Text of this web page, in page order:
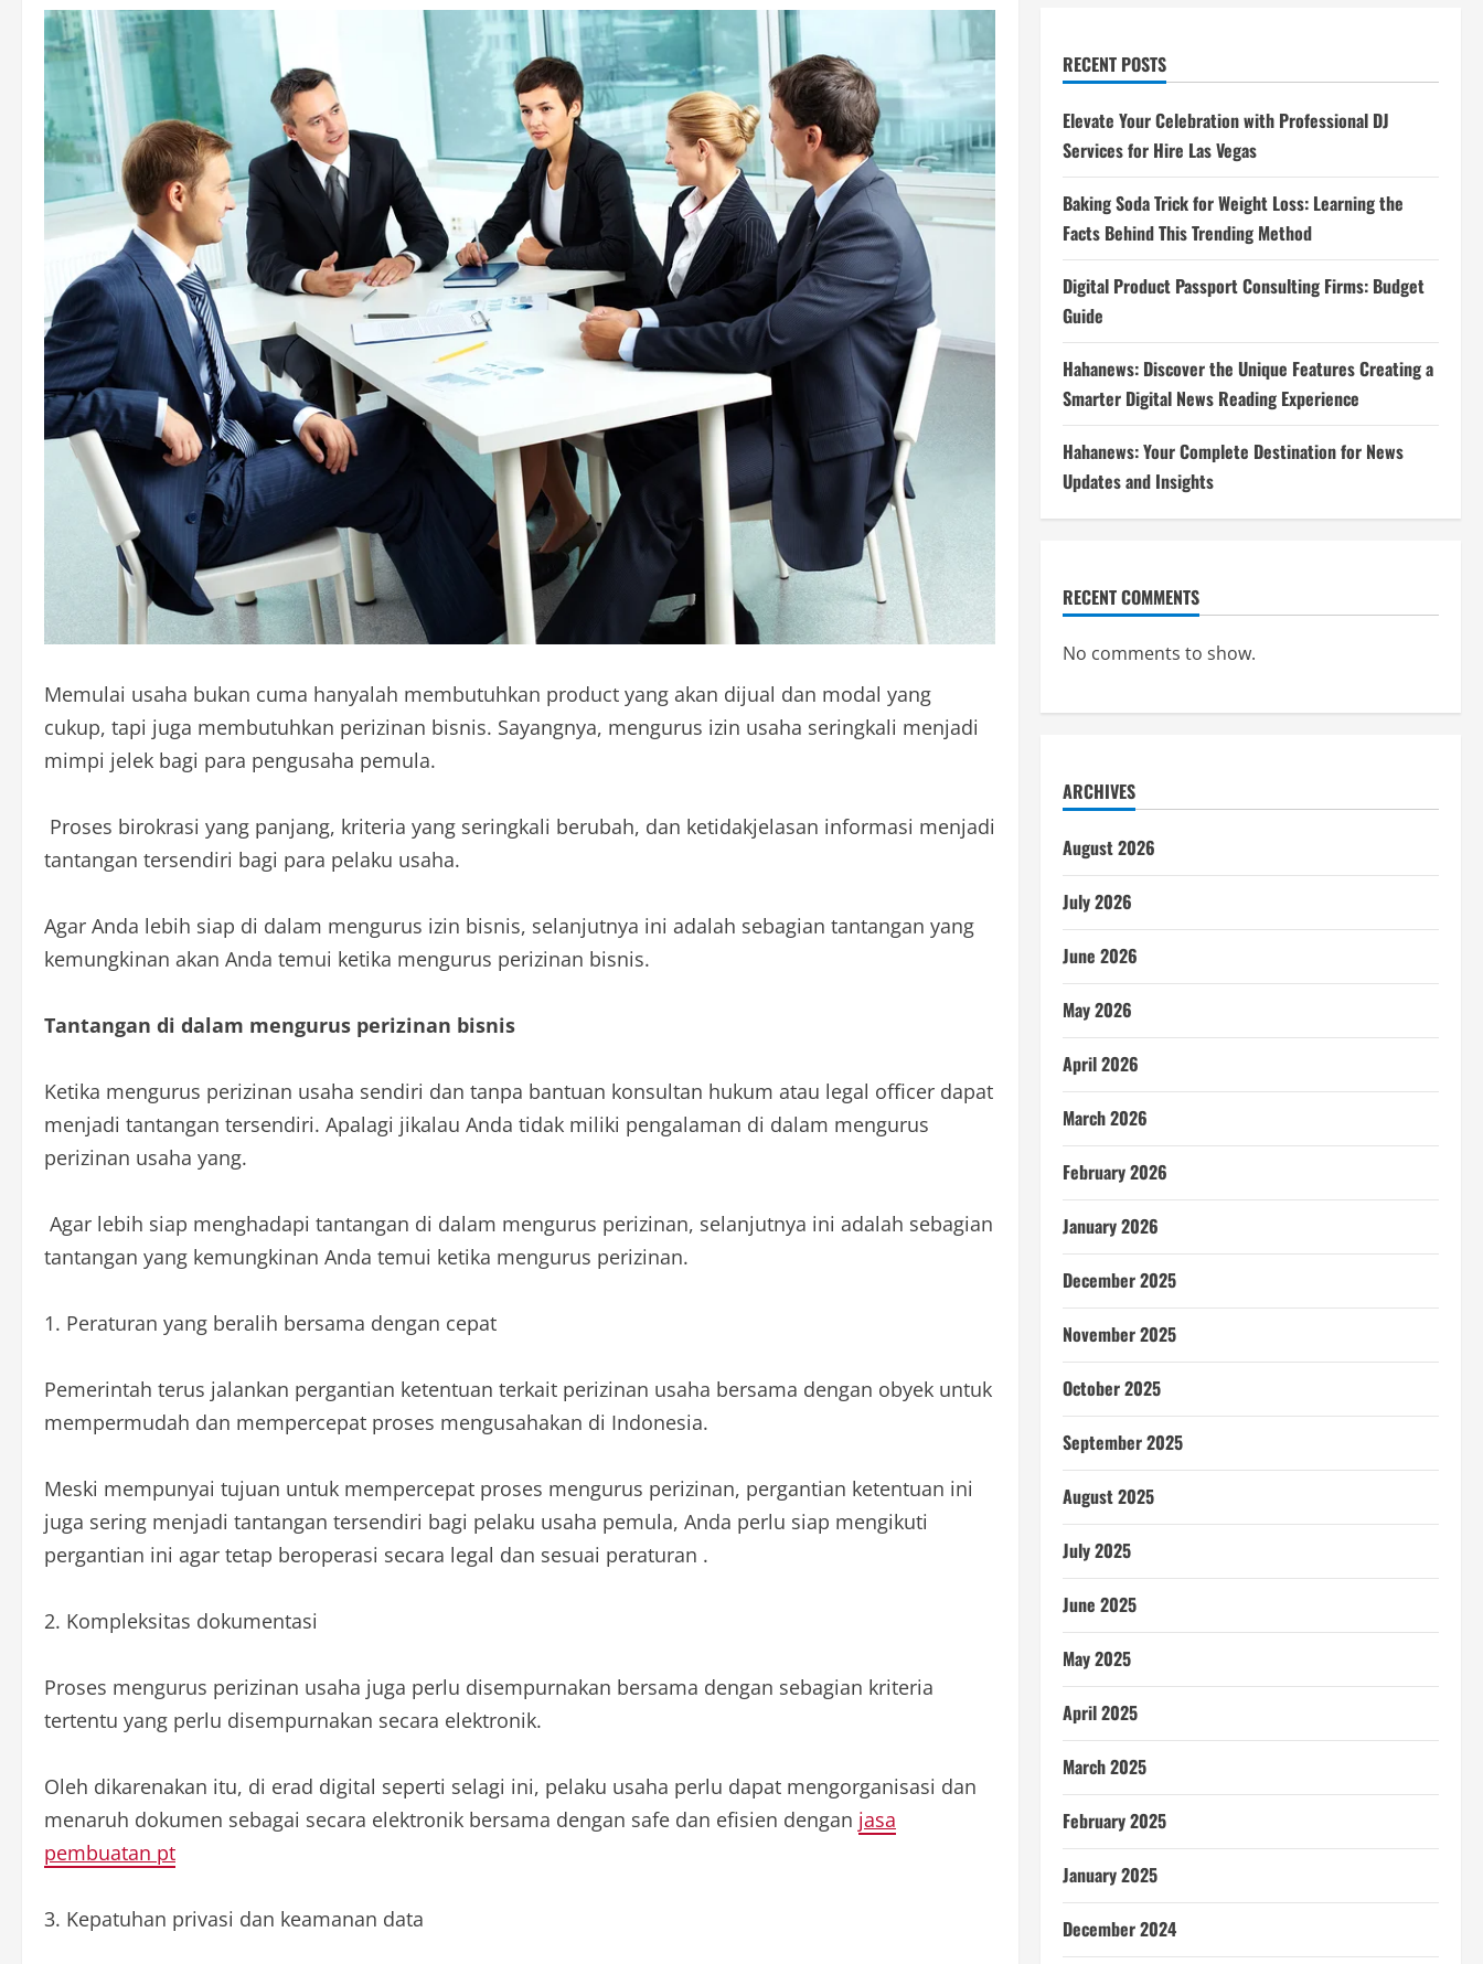
Memulai usaha bukan cuma hanyalah membutuhkan product yang akan dijual dan modal yang
cukup, tapi juga membutuhkan perizinan bisnis. Sayangnya, mengurus izin usaha seringkali menjadi
mimpi jelek bagi para pengusaha pemula.
Proses birokrasi yang panjang, kriteria yang seringkali berubah, dan ketidakjelasan informasi menjadi
tantangan tersendiri bagi para pelaku usaha.
Agar Anda lebih siap di dalam mengurus izin bisnis, selanjutnya ini adalah sebagian tantangan yang
kemungkinan akan Anda temui ketika mengurus perizinan bisnis.
Tantangan di dalam mengurus perizinan bisnis
Ketika mengurus perizinan usaha sendiri dan tanpa bantuan konsultan hukum atau legal officer dapat
menjadi tantangan tersendiri. Apalagi jikalau Anda tidak miliki pengalaman di dalam mengurus
perizinan usaha yang.
Agar lebih siap menghadapi tantangan di dalam mengurus perizinan, selanjutnya ini adalah sebagian
tantangan yang kemungkinan Anda temui ketika mengurus perizinan.
1. Peraturan yang beralih bersama dengan cepat
Pemerintah terus jalankan pergantian ketentuan terkait perizinan usaha bersama dengan obyek untuk
mempermudah dan mempercepat proses mengusahakan di Indonesia.
Meski mempunyai tujuan untuk mempercepat proses mengurus perizinan, pergantian ketentuan ini
juga sering menjadi tantangan tersendiri bagi pelaku usaha pemula, Anda perlu siap mengikuti
pergantian ini agar tetap beroperasi secara legal dan sesuai peraturan .
2. Kompleksitas dokumentasi
Proses mengurus perizinan usaha juga perlu disempurnakan bersama dengan sebagian kriteria
tertentu yang perlu disempurnakan secara elektronik.
Oleh dikarenakan itu, di erad digital seperti selagi ini, pelaku usaha perlu dapat mengorganisasi dan
menaruh dokumen sebagai secara elektronik bersama dengan safe dan efisien dengan jasa
pembuatan pt
3. Kepatuhan privasi dan keamanan data
RECENT POSTS
Elevate Your Celebration with Professional DJ
Services for Hire Las Vegas
Baking Soda Trick for Weight Loss: Learning the
Facts Behind This Trending Method
Digital Product Passport Consulting Firms: Budget
Guide
Hahanews: Discover the Unique Features Creating a
Smarter Digital News Reading Experience
Hahanews: Your Complete Destination for News
Updates and Insights
RECENT COMMENTS
No comments to show.
ARCHIVES
August 2026
July 2026
June 2026
May 2026
April 2026
March 2026
February 2026
January 2026
December 2025
November 2025
October 2025
September 2025
August 2025
July 2025
June 2025
May 2025
April 2025
March 2025
February 2025
January 2025
December 2024